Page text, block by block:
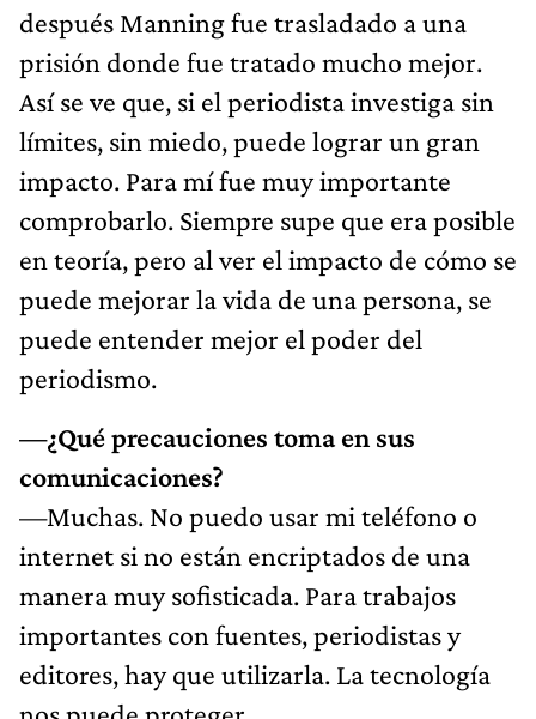
después Manning fue trasladado a una
prisión donde fue tratado mucho mejor.
Así se ve que, si el periodista investiga sin
límites, sin miedo, puede lograr un gran
impacto. Para mí fue muy importante
comprobarlo. Siempre supe que era posible
en teoría, pero al ver el impacto de cómo se
puede mejorar la vida de una persona, se
puede entender mejor el poder del
periodismo.
—¿Qué precauciones toma en sus
comunicaciones?
—Muchas. No puedo usar mi teléfono o
internet si no están encriptados de una
manera muy sofisticada. Para trabajos
importantes con fuentes, periodistas y
editores, hay que utilizarla. La tecnología